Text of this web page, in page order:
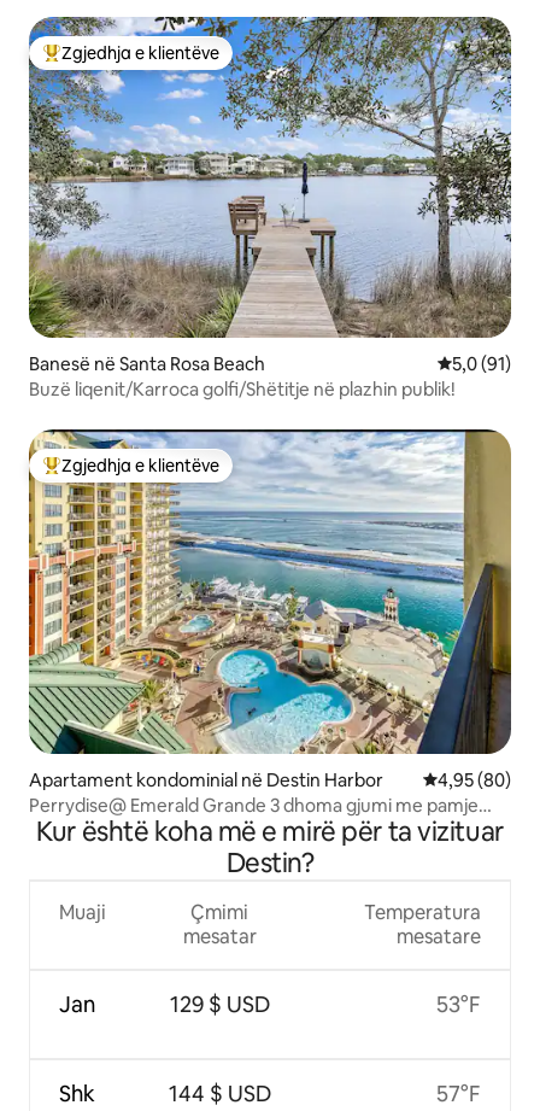
Më të mirat e zgjedhjeve të klientëve
Zgjedhja e klientëve
Banesë në Santa Rosa Beach Vlerësimi
5,0 (91)
Buzë liqenit/Karroca golfi/Shëtitje në plazhin publik!
Më të mirat e zgjedhjeve të klientëve
Zgjedhja e klientëve
Apartament kondominial në Destin Harbor Vlerësimi
4,95 (80)
Perrydise@ Emerald Grande 3 dhoma gjumi me pamje
nga porti dhe gjiri!
Kur është koha më e mirë për ta vizituar
Destin?
Muaji
Jan
Shk
Çmimi
mesatar
129 $ USD
144 $ USD
Temperatura
mesatare
53°F
57°F